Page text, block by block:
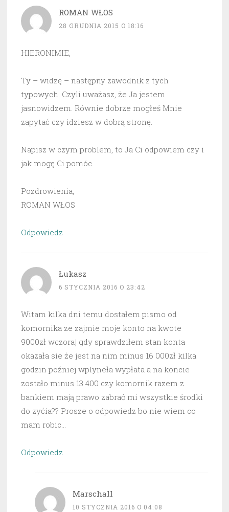
ROMAN WŁOS
28 GRUDNIA 2015 O 18:16
HIERONIMIE,
Ty – widzę – następny zawodnik z tych
typowych. Czyli uważasz, że Ja jestem
jasnowidzem. Równie dobrze mogłeś Mnie
zapytać czy idziesz w dobrą stronę.
Napisz w czym problem, to Ja Ci odpowiem czy i
jak mogę Ci pomóc.
Pozdrowienia,
ROMAN WŁOS
Odpowiedz
Łukasz
6 STYCZNIA 2016 O 23:42
Witam kilka dni temu dostałem pismo od
komornika ze zajmie moje konto na kwote
9000zł wczoraj gdy sprawdziłem stan konta
okazała sie że jest na nim minus 16 000zł kilka
godzin poźniej wplyneła wypłata a na koncie
zostało minus 13 400 czy komornik razem z
bankiem mają prawo zabrać mi wszystkie środki
do zyćia?? Prosze o odpowiedz bo nie wiem co
mam robic…
Odpowiedz
Marschall
10 STYCZNIA 2016 O 04:08